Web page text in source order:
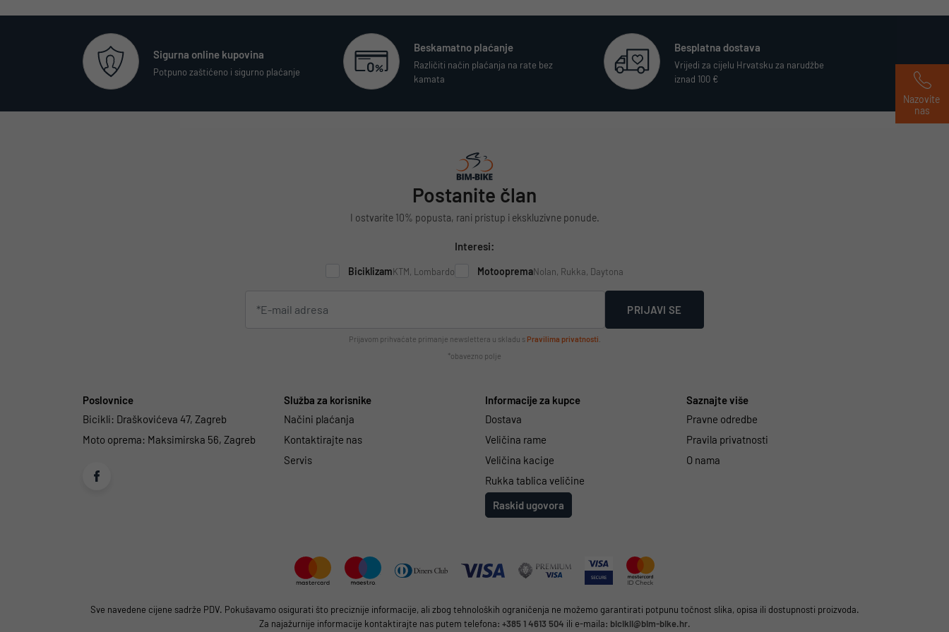
Sigurna online kupovina
Potpuno zaštićeno i sigurno plaćanje
Beskamatno plaćanje
Različiti način plaćanja na rate bez
kamata
Besplatna dostava
Vrijedi za cijelu Hrvatsku za narudžbe
iznad 100 €
Postanite član
I ostvarite 10% popusta, rani pristup i ekskluzivne ponude.
Interesi:
BiciklizamKTM, Lombardo MotoopremaNolan, Rukka, Daytona
PRIJAVI SE
Prijavom prihvaćate primanje newslettera u skladu s Pravilima privatnosti
*obavezno polje
Poslovnice
Bicikli: Draškovićeva 47, Zagreb
Moto oprema: Maksimirska 56, Zagreb
Služba za korisnike
Načini plaćanja
Kontaktirajte nas
Servis
Informacije za kupce
Dostava
Veličina rame
Veličina kacige
Rukka tablica veličine
Raskid ugovora
Saznajte više
Pravne odredbe
Pravila privatnosti
O nama
Sve navedene cijene sadrže PDV. Pokušavamo osigurati što preciznije informacije, ali zbog tehnoloških ograničenja ne možemo garantirati potpunu točnost slika, opisa ili dostupnosti proizvoda.
Za najažurnije informacije kontaktirajte nas putem telefona: +385 1 4613 504 ili e-maila: bicikli@bim-bike.hr.
Nazovite
nas